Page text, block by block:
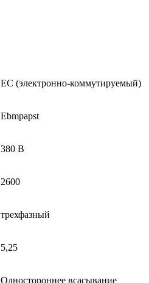
EC (электронно-коммутируемый)
Ebmpapst
380 В
2600
трехфазный
5,25
Одностороннее всасывание